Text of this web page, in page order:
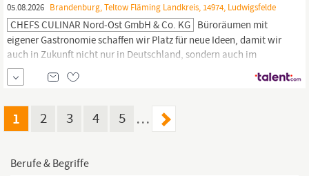
05.08.2026 Brandenburg, Teltow Fläming Landkreis, 14974, Ludwigsfelde
CHEFS CULINAR Nord-Ost GmbH & Co. KG Büroräumen mit
eigener Gastronomie schaffen wir Platz für neue Ideen, damit wir
auch in Zukunft nicht nur in Deutschland, sondern auch im
benachbarten Ausland beständig weiterwachsen. Werde Du ein
Teil von CHEFS CULINAR und unterstütze uns in Ludwigsfelde als
Lagermitarbeiter (m/w/d) in...
1 2 3 4 5 …
Berufe & Begriffe